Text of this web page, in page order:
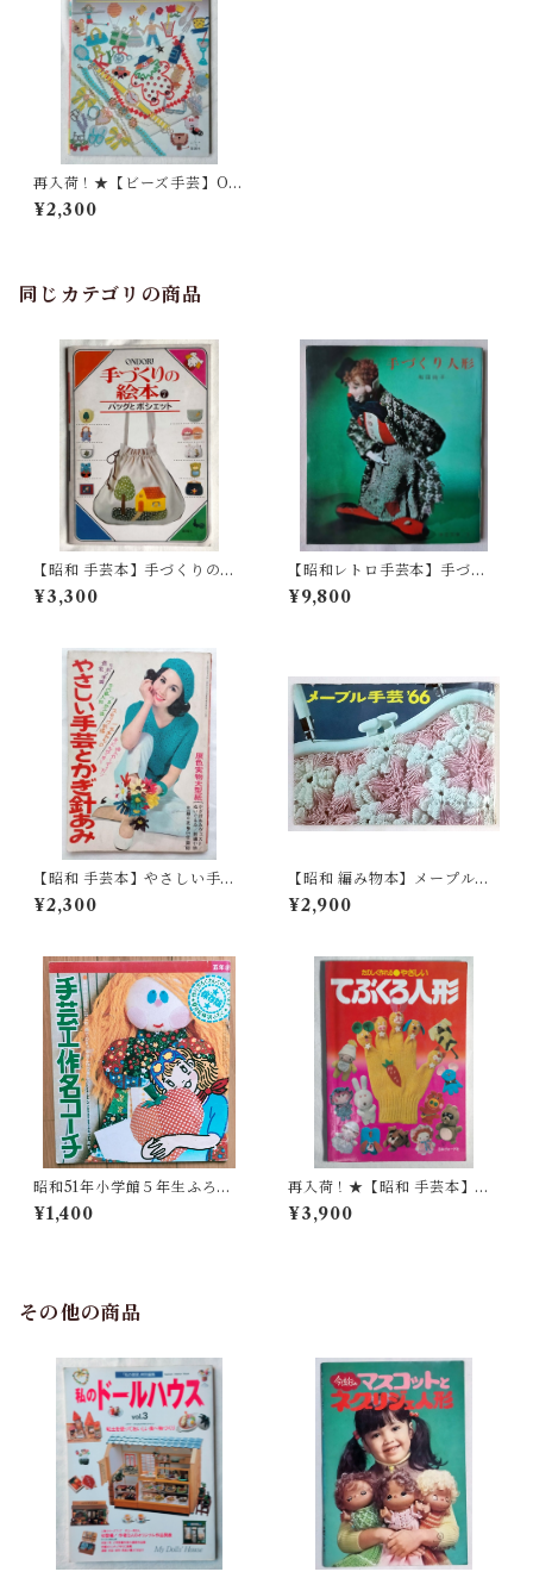
再入荷！★【ビーズ手芸】ON
DORI ビーズ大好き
¥2,300
同じカテゴリの商品
【昭和 手芸本】手づくりの絵
本 バッグとポシェット（昭
和56年）
¥3,300
【昭和レトロ手芸本】手づく
り人形 - 和田絢子(昭和40年)
¥9,800
【昭和 手芸本】やさしい手芸
とかぎ針あみ （昭和43年）
¥2,300
【昭和 編み物本】メープル手
芸'66（昭和41年）
¥2,900
昭和51年小学館５年生ふろ
く：手芸工作名コーチ
¥1,400
再入荷！★【昭和 手芸本】て
ぶくろ人形（昭和54年）
¥3,900
その他の商品